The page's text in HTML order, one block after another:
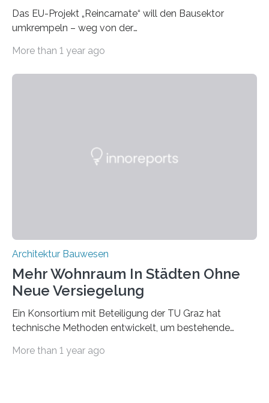
Das EU-Projekt „Reincarnate“ will den Bausektor
umkrempeln – weg von der
Kreislaufwirtschaft Bei dem schwedischen
Datenbank erfasst sind, neue Baustoffe kreiert werden.
More than 1 year ago
Architektur Bauwesen
Mehr Wohnraum In Städten Ohne
Neue Versiegelung
Ein Konsortium mit Beteiligung der TU Graz hat
technische Methoden entwickelt, um bestehende
Holzkonstruktionen auf nachhaltige Weise
More than 1 year ago